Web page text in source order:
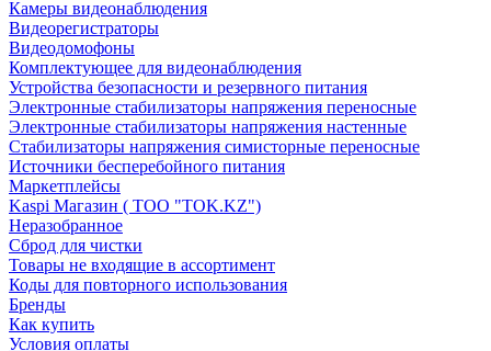
Камеры видеонаблюдения
Видеорегистраторы
Видеодомофоны
Комплектующее для видеонаблюдения
Устройства безопасности и резервного питания
Электронные стабилизаторы напряжения переносные
Электронные стабилизаторы напряжения настенные
Стабилизаторы напряжения симисторные переносные
Источники бесперебойного питания
Маркетплейсы
Kaspi Магазин ( ТОО "TOK.KZ")
Неразобранное
Сброд для чистки
Товары не входящие в ассортимент
Коды для повторного использования
Бренды
Как купить
Условия оплаты